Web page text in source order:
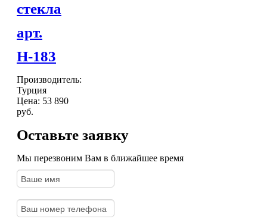
стекла
арт.
Н-183
Производитель:
Турция
Цена: 53 890
руб.
Оставьте заявку
Мы перезвоним Вам в ближайшее время